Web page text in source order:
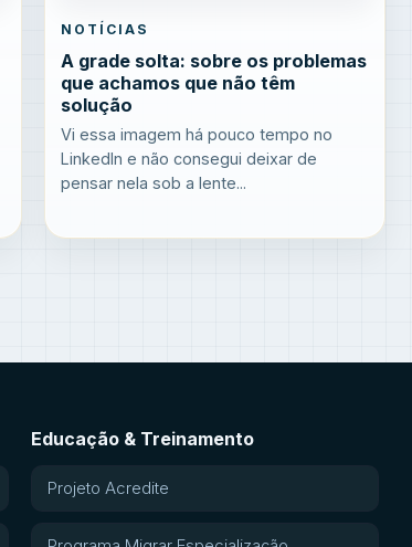
NOTÍCIAS
A grade solta: sobre os problemas
que achamos que não têm
solução
Vi essa imagem há pouco tempo no
LinkedIn e não consegui deixar de
pensar nela sob a lente...
Educação & Treinamento
Projeto Acredite